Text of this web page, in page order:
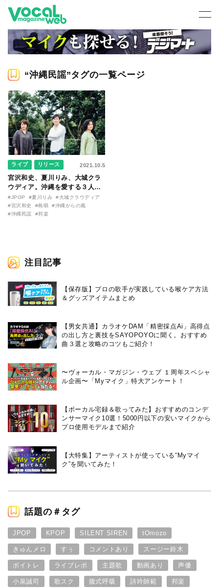
“沖縄民謡”タグの一覧ページ
ライブ リリース 2021.10.5
宮沢和史、夏川りみ、大城クラ
ウディア。沖縄を愛する３人
が、初の企画アルバム発売と全
国ツアー開催を発表。
#JPOP #夏川りみ
#大城クラウディア
#宮沢和史
#島唄
#沖縄からの風
#沖縄民謡
#邦楽
注目記事
【保存版】プロの歌手が実践している喉ケア⽅法
＆グッズアイテムまとめ
【男女共通】カラオケDAM「精密採点Ai」高得点
の出し方と裏技をSAYOPOYOに聞く。おすすめ
曲３選と攻略のコツもご紹介！
〜ヴォーカル・マガジン・ウェブ １周年スペシャ
ル企画〜「Myマイク」特大アンケート！
【ボーカル宅録＆歌ってみた】おすすめのコンデ
ンサーマイク10選！5000円以下の安いマイクから
プロ使用モデルまで紹介
【大特集】アーティストが使っている“Myマイ
ク”を聞いてみた！
話題の＃タグ
JPOP KPOP SILENT SIREN tOmozo
きゅんメロ すぅ コメントあり スージー鈴木
ボイトレ ライブレポ 主題歌 動画あり 声優
小泉誠司 歌スク 腹式呼吸 詩吟師範 邦楽